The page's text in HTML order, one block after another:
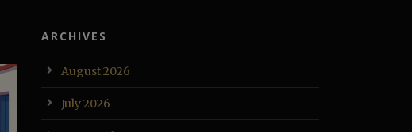
ARCHIVES
August 2026
July 2026